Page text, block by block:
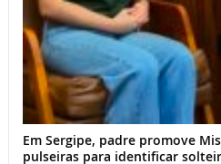
Em Sergipe, padre promove
pulseiras para identificar